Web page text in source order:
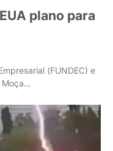
plano para
(FUNDEC) e
Moça…